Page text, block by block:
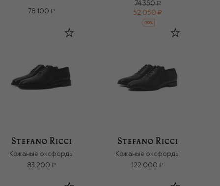
78 100 ₽
74 350 ₽
52 050 ₽
-30%
Кожаные оксфорды
83 200 ₽
Кожаные оксфорды
122 000 ₽